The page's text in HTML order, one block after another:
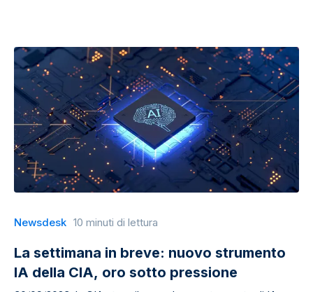
Newsdesk 10 minuti di lettura
La settimana in breve: nuovo strumento
IA della CIA, oro sotto pressione